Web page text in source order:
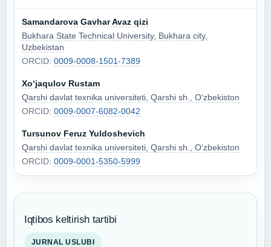
Samandarova Gavhar Avaz qizi
Bukhara State Technical University, Bukhara city,
Uzbekistan
ORCID: 0009-0008-1501-7389
Xo‘jaqulov Rustam
Qarshi davlat texnika universiteti, Qarshi sh., Oʻzbekiston
ORCID: 0009-0007-6082-0042
Tursunov Feruz Yuldoshevich
Qarshi davlat texnika universiteti, Qarshi sh., Oʻzbekiston
ORCID: 0009-0001-5350-5999
Iqtibos keltirish tartibi
JURNAL USLUBI